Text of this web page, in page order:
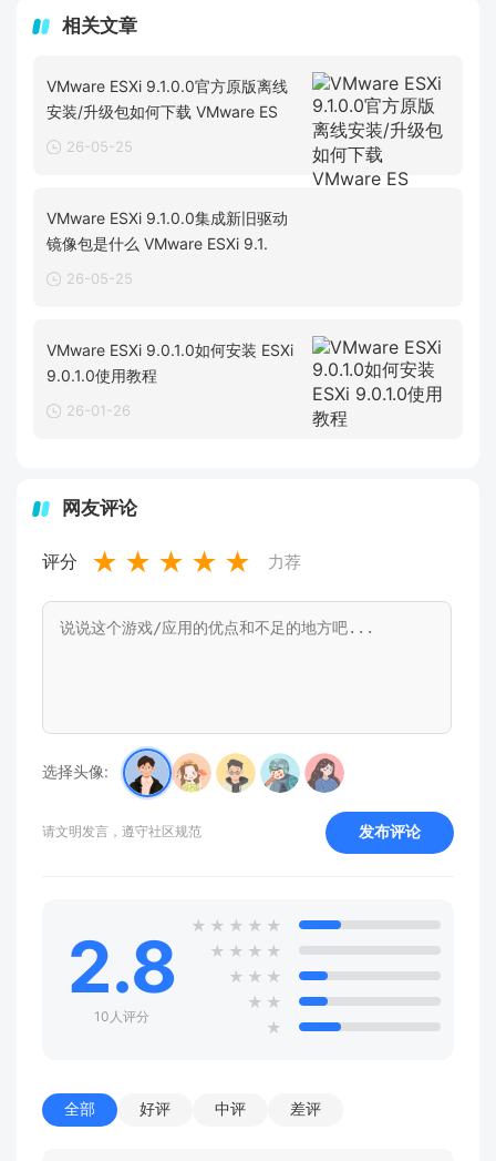
相关文章
VMware ESXi 9.1.0.0官方原版离线
安装/升级包如何下载 VMware ES
26-05-25
VMware ESXi 9.1.0.0集成新旧驱动
镜像包是什么 VMware ESXi 9.1.
26-05-25
VMware ESXi 9.0.1.0如何安装 ESXi
9.0.1.0使用教程
26-01-26
网友评论
评分 ★ ★ ★ ★ ★ 力荐
选择头像:
请文明发言，遵守社区规范 发布评论
2.8
10人评分
★ ★ ★ ★ ★
★ ★ ★ ★
★ ★ ★
★ ★
★
全部 好评 中评 差评